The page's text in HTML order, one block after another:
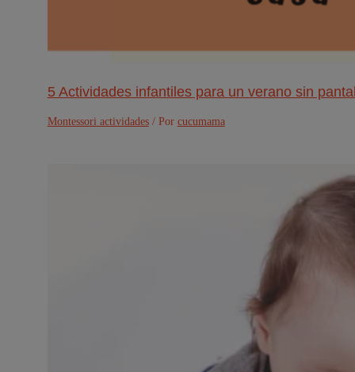
5 Actividades infantiles para un verano sin
Montessori actividades/ Por cucumama